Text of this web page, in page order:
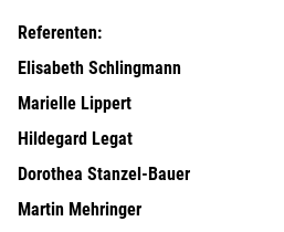
Referenten:
Elisabeth Schlingmann
Marielle Lippert
Hildegard Legat
Dorothea Stanzel-Bauer
Martin Mehringer